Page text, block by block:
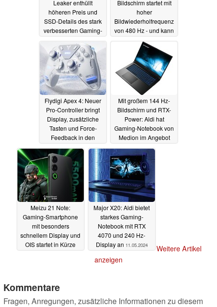
Leaker enthüllt
höheren Preis und
SSD-Details des stark
verbesserten Gaming-
Bildschirm startet mit
hoher
Bildwiederholfrequenz
von 480 Hz - und kann
zeigen
12.05.2024
Flydigi Apex 4: Neuer
Pro-Controller bringt
Display, zusätzliche
Tasten und Force-
Feedback in den
12.05.2024
Mit großem 144 Hz-
Bildschirm und RTX-
Power: Aldi hat
Gaming-Notebook von
Medion im Angebot
11.05.2024
Meizu 21 Note:
Gaming-Smartphone
mit besonders
schnellem Display und
OIS startet in Kürze
Major X20: Aldi bietet
starkes Gaming-
Notebook mit RTX
4070 und 240 Hz-
Display an 11.05.2024
Weitere Artikel
anzeigen
Kommentare
Fragen, Anregungen, zusätzliche Informationen zu diesem